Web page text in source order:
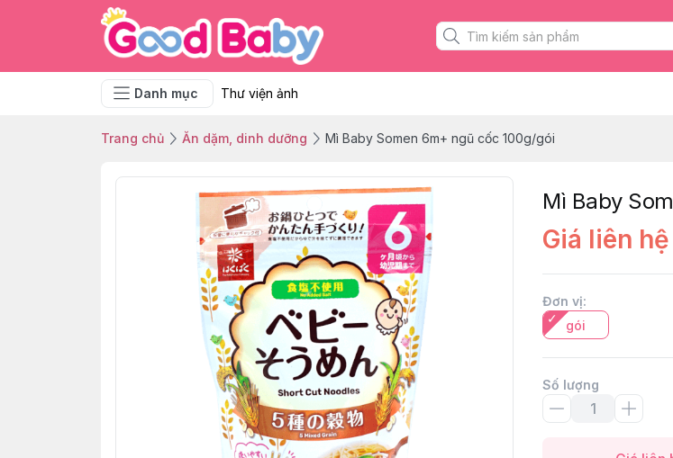
Danh mục Thư viện ảnh
Trang chủ Ăn dặm, dinh dưỡng Mì Baby Somen 6m+ ngũ cốc 100g/gói
Mì Baby
Giá liên hệ
Đơn vị:
gói
Số lượng